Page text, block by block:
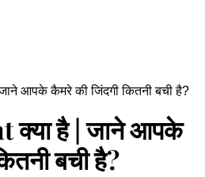
आपके कैमरे की जिंदगी कितनी बची है?
क्या है | जाने आपके
बची है?